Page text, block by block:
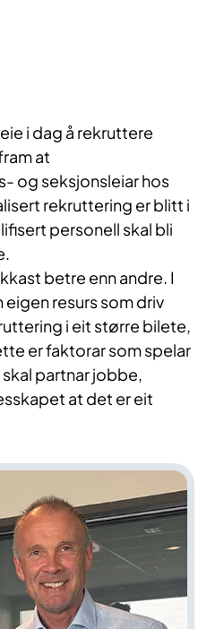
i dag å rekruttere
at
og seksjonsleiar hos
rekruttering er blitt i
personell skal bli
betre enn andre. I
resurs som driv
i eit større bilete,
er faktorar som spelar
skal partnar jobbe,
at det er eit